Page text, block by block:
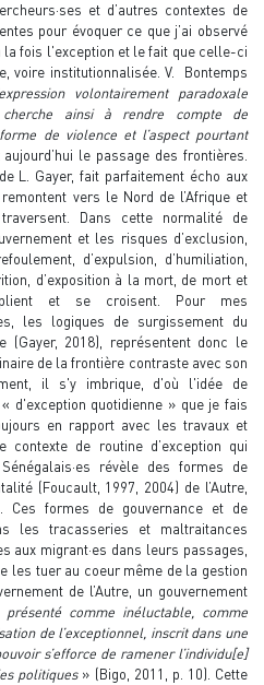
et d’autres contextes de
pour évoquer ce que j’ai observé
fois l'exception et le fait que celle-ci
voire institutionnalisée. V. Bontemps
volontairement paradoxale
ainsi à rendre compte de
de violence et l’aspect pourtant
le passage des frontières.
L. Gayer, fait parfaitement écho aux
vers le Nord de l’Afrique et
Dans cette normalité de
et les risques d’exclusion,
d’expulsion, d’humiliation,
d’exposition à la mort, de mort et
et se croisent. Pour mes
les logiques de surgissement du
(Gayer, 2018), représentent donc le
de la frontière contraste avec son
il s'y imbrique, d'où l'idée de
d'exception quotidienne » que je fais
en rapport avec les travaux et
contexte de routine d’exception qui
révèle des formes de
(Foucault, 1997, 2004) de l’Autre,
Ces formes de gouvernance et de
les tracasseries et maltraitances
aux migrant·es dans leurs passages,
les tuer au coeur même de la gestion
de l’Autre, un gouvernement
présenté comme inéluctable, comme
de l’exceptionnel, inscrit dans une
s’efforce de ramener l’individu[e]
politiques» (Bigo, 2011, p. 10). Cette